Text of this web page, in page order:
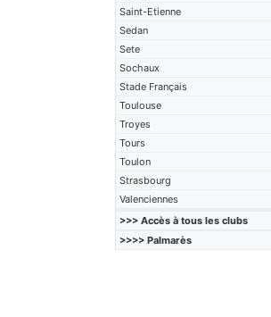
Saint-Etienne
Sedan
Sete
Sochaux
Stade Français
Toulouse
Troyes
Tours
Toulon
Strasbourg
Valenciennes
>>> Accès à tous les clubs
>>>> Palmarès